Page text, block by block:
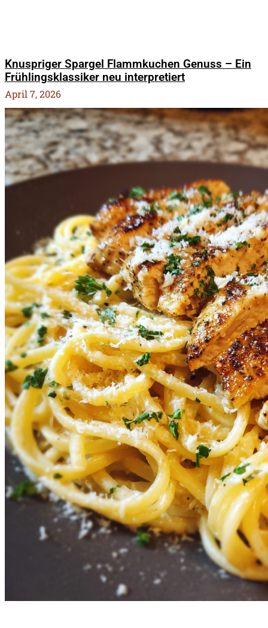
Knuspriger Spargel Flammkuchen Genuss – Ein
Frühlingsklassiker neu interpretiert
April 7, 2026